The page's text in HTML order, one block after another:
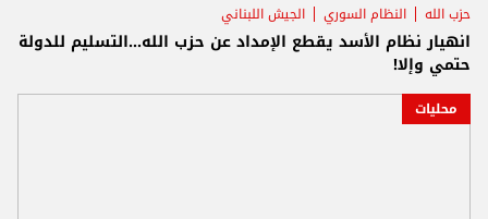
حزب الله النظام السوري الجيش اللبناني
انهيار نظام الأسد يقطع الإمداد عن حزب الله...التسليم للدولة
حتمي وإلا!
محليات